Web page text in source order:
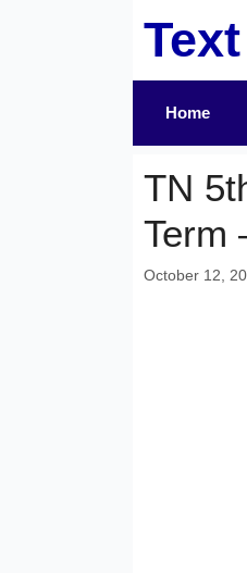
Home
TN
Term
October 12,